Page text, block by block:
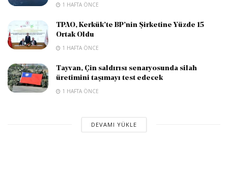
1 HAFTA ÖNCE
TPAO, Kerkük’te BP’nin Şirketine Yüzde 15
Ortak Oldu
1 HAFTA ÖNCE
Tayvan, Çin saldırısı senaryosunda silah
üretimini taşımayı test edecek
1 HAFTA ÖNCE
DEVAMI YÜKLE